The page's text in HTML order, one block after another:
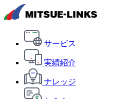
サービス
実績紹介
ナレッジ